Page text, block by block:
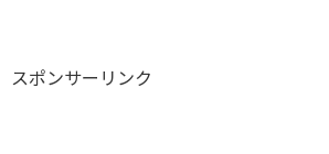
スポンサーリンク